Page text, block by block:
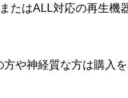
たはALL対応の再生機
や神経質な方は購入を